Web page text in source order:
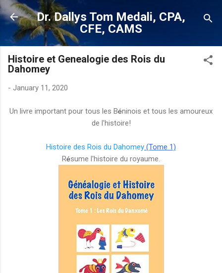
Skip to main content
Dr. Dallys Tom Medali, CPA,
CFE, CAMS
Histoire et Genealogie des Rois du
Dahomey
- January 11, 2020
Un livre important pour tous les Béninois et tous les amoureux
de l'histoire!
Histoire des Rois du Dahomey (Tome 1)
Résume l'histoire du royaume.